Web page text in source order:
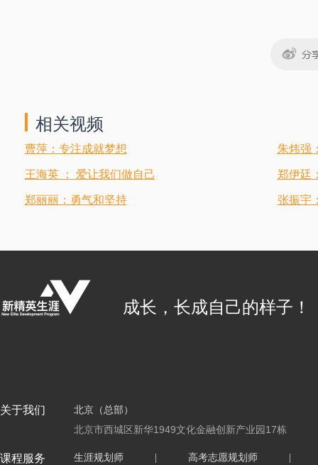
相关视频
曹萍：专注成就梦想 朱炜强
王海英 ： 爱让我们做自己 郑伊廷
郑丽丽：勇气和坚持 张振宇
成长，长成自己的样子！
关于我们
北京（总部）
北京市西城区新华1949文化金融创新产业园17栋
课程服务 生涯规划师 | 高考志愿规划师 |